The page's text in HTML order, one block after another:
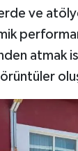
ve
atmak